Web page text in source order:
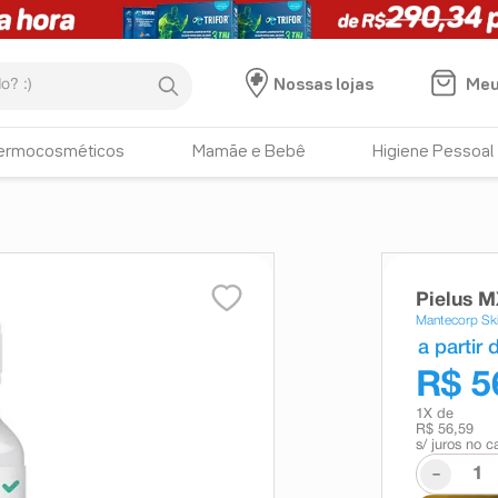
Nossas lojas
Mamãe e Bebê Higiene Pessoal
Pielus
Mantecorp
a partir
R$
1X de
R$ 56,59
s/ juros no
-